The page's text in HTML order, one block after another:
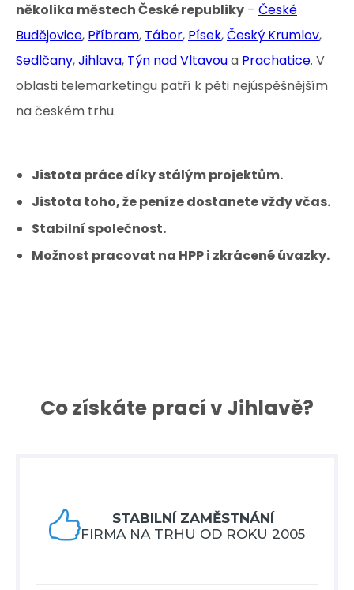
několika městech České republiky – České
Budějovice, Příbram, Tábor, Písek,Český Krumlov,
Sedlčany,Jihlava, Týn nad Vltavoua Prachatice. V
oblasti telemarketingu patří k pěti nejúspěšnějším
na českém trhu.
Jistota práce díky stálým projektům.
Jistota toho, že peníze dostanete vždy včas.
Stabilní společnost.
Možnost pracovat na HPP i zkrácené úvazky.
Co získáte prací v Jihlavě?

STABILNÍ ZAMĚSTNÁNÍ
FIRMA NA TRHU OD ROKU 2005